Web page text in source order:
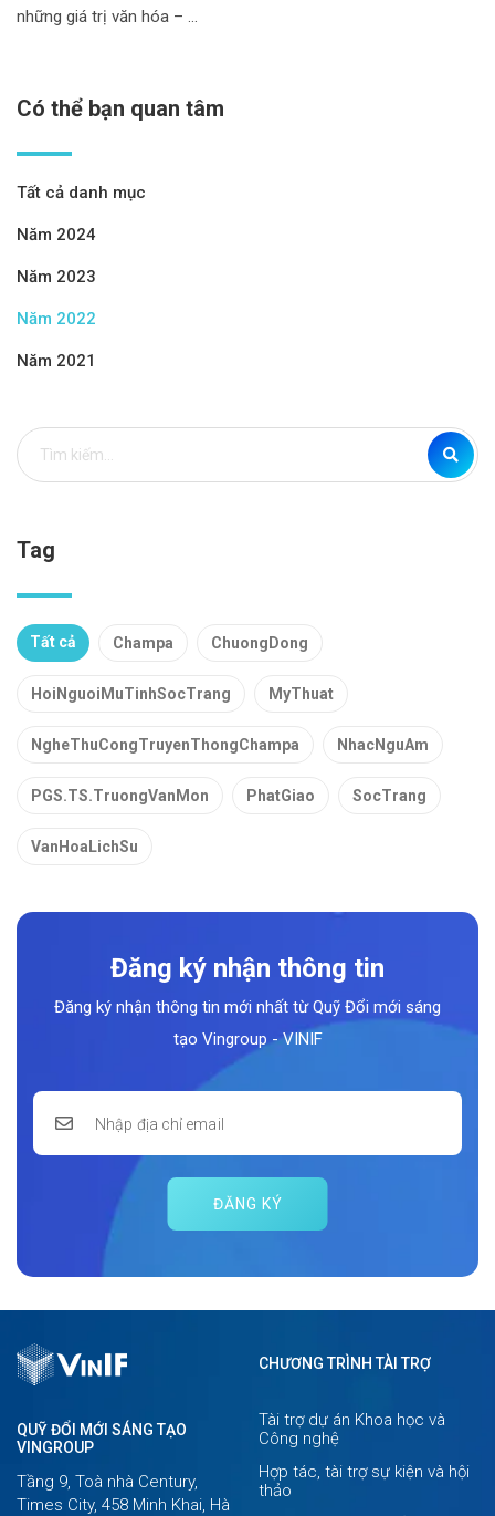
những giá trị văn hóa –
Có thể bạn quan tâm
Tất cả danh mục
Năm 2024
Năm 2023
Năm 2022
Năm 2021
Tag
Tất cả Champa ChuongDong
HoiNguoiMuTinhSocTrang MyThuat
NgheThuCongTruyenThongChampa NhacNguAm
PGS.TS.TruongVanMon PhatGiao SocTrang
VanHoaLichSu
Đăng ký nhận thông tin
Đăng ký nhận thông tin mới nhất từ Quỹ Đổi mới sáng
tạo Vingroup - VINIF
ĐĂNG KÝ
QUỸ ĐỔI MỚI SÁNG TẠO
VINGROUP
Tầng 9, Toà nhà Century,
Times City, 458 Minh Khai, Hà
CHƯƠNG TRÌNH TÀI TRỢ
Tài trợ dự án Khoa học và
Công nghệ
Hợp tác, tài trợ sự kiện và hội
thảo